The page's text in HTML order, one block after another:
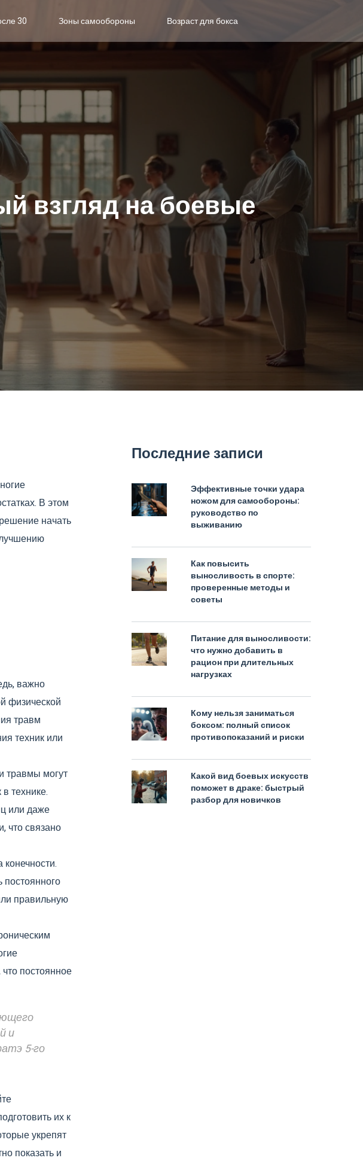
30 Зоны самообороны Возраст для бокса
взгляд на боевые
В этом
начать
важно
физической
травм
техник или
травмы могут
технике.
или даже
что связано
постоянного
правильную
постоянное
и
5-го
их к
укрепят
показать и
Последние записи
Эффективные точки удара
ножом для самообороны:
руководство по
выживанию
Как повысить
выносливость в спорте:
проверенные методы и
советы
Питание для выносливости:
что нужно добавить в
рацион при длительных
нагрузках
Кому нельзя заниматься
боксом: полный список
противопоказаний и риски
Какой вид боевых искусств
поможет в драке: быстрый
разбор для новичков